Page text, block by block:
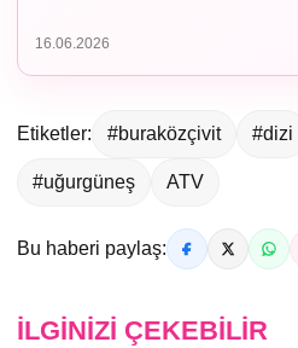
16.06.2026
Etiketler: #buraközçivit #dizi
#uğurgüneş ATV
Bu haberi paylaş:
İLGINIZI ÇEKEBILIR